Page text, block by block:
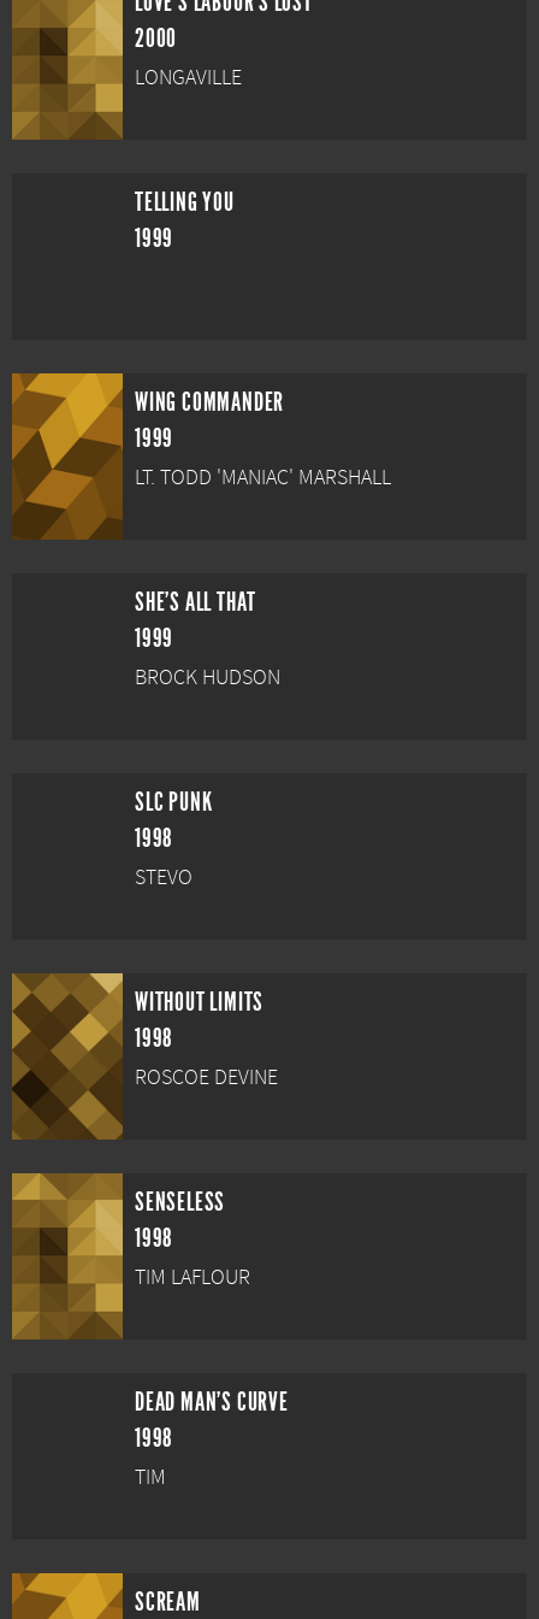
2000
LONGAVILLE
TELLING YOU
1999
WING COMMANDER
1999
LT. TODD 'MANIAC' MARSHALL
SHE'S ALL THAT
1999
BROCK HUDSON
SLC PUNK
1998
STEVO
WITHOUT LIMITS
1998
ROSCOE DEVINE
SENSELESS
1998
TIM LAFLOUR
DEAD MAN'S CURVE
1998
TIM
SCREAM